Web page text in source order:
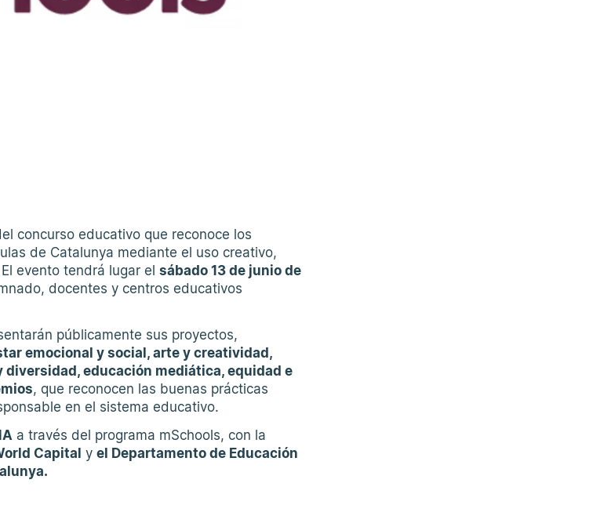
concurso educativo que reconoce los
de Catalunya mediante el uso creativo,
evento tendrá lugar el sábado 13 de junio de
docentes y centros educativos
públicamente sus proyectos,
emocional y social, arte y creatividad,
educación mediática, equidad e
, que reconocen las buenas prácticas
en el sistema educativo.
a través del programa mSchools, con la
Capital y el Departamento de Educación